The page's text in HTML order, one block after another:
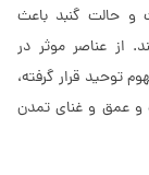
و حالت گنبد باعث
از عناصر موثر در
توحید قرار گرفته،
و عمق و غنای تمدن